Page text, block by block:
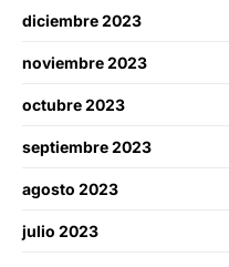
diciembre 2023
noviembre 2023
octubre 2023
septiembre 2023
agosto 2023
julio 2023